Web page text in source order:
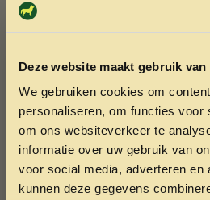
Deze website maakt gebruik van
We gebruiken cookies om
personaliseren, om functies voor
om ons websiteverkeer te
informatie over uw gebruik van
voor social media, adverteren en
kunnen deze gegevens
Kattenbrokjes
maaltijd voor elke kat, in
ideaal voor een rauw
leverbaar via bezorging of
Blikvoer– Een smakelijke en
die van nat voer houden
Dieetvoer– Speciaal voer
gezondheidsproblemen of
ONTVANG 5%
JE EERSTE